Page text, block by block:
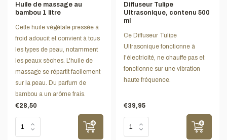
Huile de massage au
bambou 1 litre
Cette huile végétale pressée à
froid adoucit et convient à tous
les types de peau, notamment
les peaux sèches. L'huile de
massage se répartit facilement
sur la peau. Du parfum de
bambou a un arôme frais.
€28,50
Diffuseur Tulipe
Ultrasonique, contenu 500
ml
Ce Diffuseur Tulipe
Ultrasonique fonctionne à
l'électricité, ne chauffe pas et
fonctionne sur une vibration
haute fréquence.
€39,95